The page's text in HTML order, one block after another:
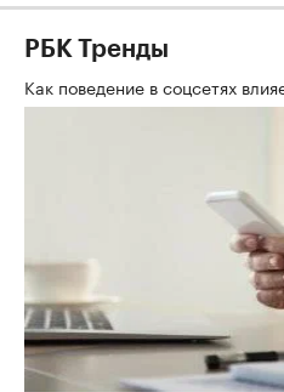
РБК Тренды
Как поведение в соцсетях